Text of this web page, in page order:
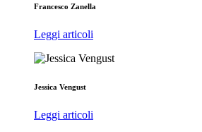
Francesco Zanella
Leggi articoli
Jessica Vengust
Leggi articoli